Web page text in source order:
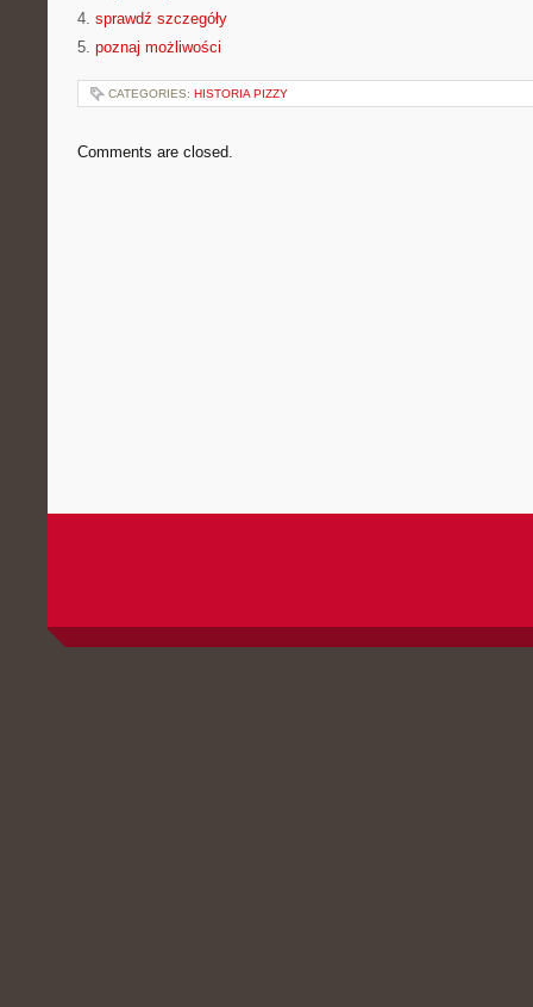
4. sprawdź szczegóły
5. poznaj możliwości
CATEGORIES: HISTORIA PIZZY
Comments are closed.